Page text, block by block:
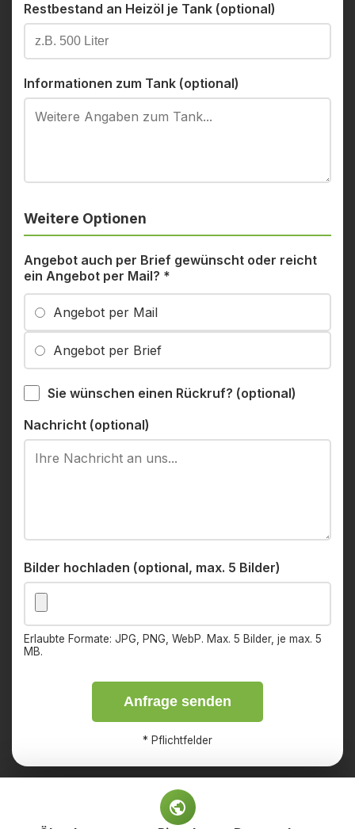
Restbestand an Heizöl je Tank (optional)
Informationen zum Tank (optional)
Weitere Optionen
Angebot auch per Brief gewünscht oder reicht
ein Angebot per Mail? *
Angebot per Mail
Angebot per Brief
Sie wünschen einen Rückruf? (optional)
Nachricht (optional)
Bilder hochladen (optional, max. 5 Bilder)
Erlaubte Formate: JPG, PNG, WebP. Max. 5 Bilder, je max. 5
MB.
Anfrage senden
* Pflichtfelder